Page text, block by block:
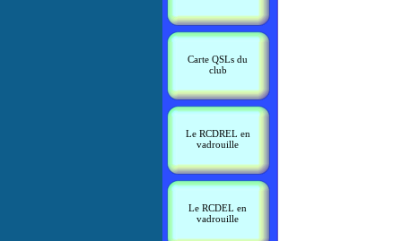
Carte QSLs du
club
Le RCDREL en
vadrouille
Le RCDEL en
vadrouille